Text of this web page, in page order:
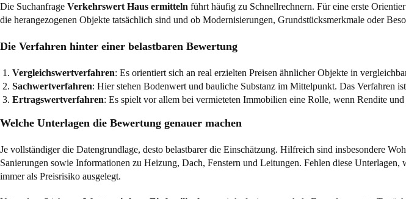
Die Suchanfrage Verkehrswert Haus ermitteln führt häufig zu Schnellrechnern. Für eine erste
die herangezogenen Objekte tatsächlich sind und ob Modernisierungen, Grundstücksmerkmale oder
Die Verfahren hinter einer belastbaren Bewertung
Vergleichswertverfahren: Es orientiert sich an real erzielten Preisen ähnlicher Objekte in
Sachwertverfahren: Hier stehen Bodenwert und bauliche Substanz im Mittelpunkt. Das Verfahren
Ertragswertverfahren: Es spielt vor allem bei vermieteten Immobilien eine Rolle, wenn Rendite
Welche Unterlagen die Bewertung genauer machen
Je vollständiger die Datengrundlage, desto belastbarer die Einschätzung. Hilfreich sind insbesondere
Sanierungen sowie Informationen zu Heizung, Dach, Fenstern und Leitungen. Fehlen diese
immer als Preisrisiko ausgelegt.